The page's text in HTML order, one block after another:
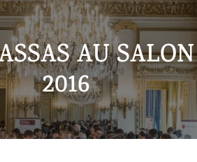
AU
2016